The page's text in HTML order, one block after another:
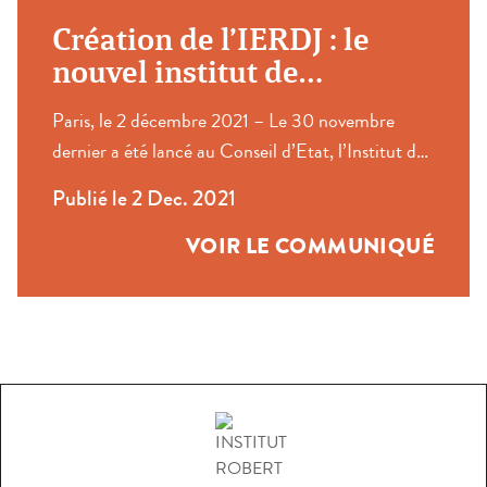
Création de l’IERDJ : le
nouvel institut de
recherche dédié au droit et
à la justice
Paris, le 2 décembre 2021 – Le 30 novembre
dernier a été lancé au Conseil d’Etat, l’Institut des
(IERDJ). À la fois think tank public et laboratoire
de recherche, dédié au droit et à la justice,
les acteurs, […]
Publié le 2 Dec. 2021
VOIR LE COMMUNIQUÉ